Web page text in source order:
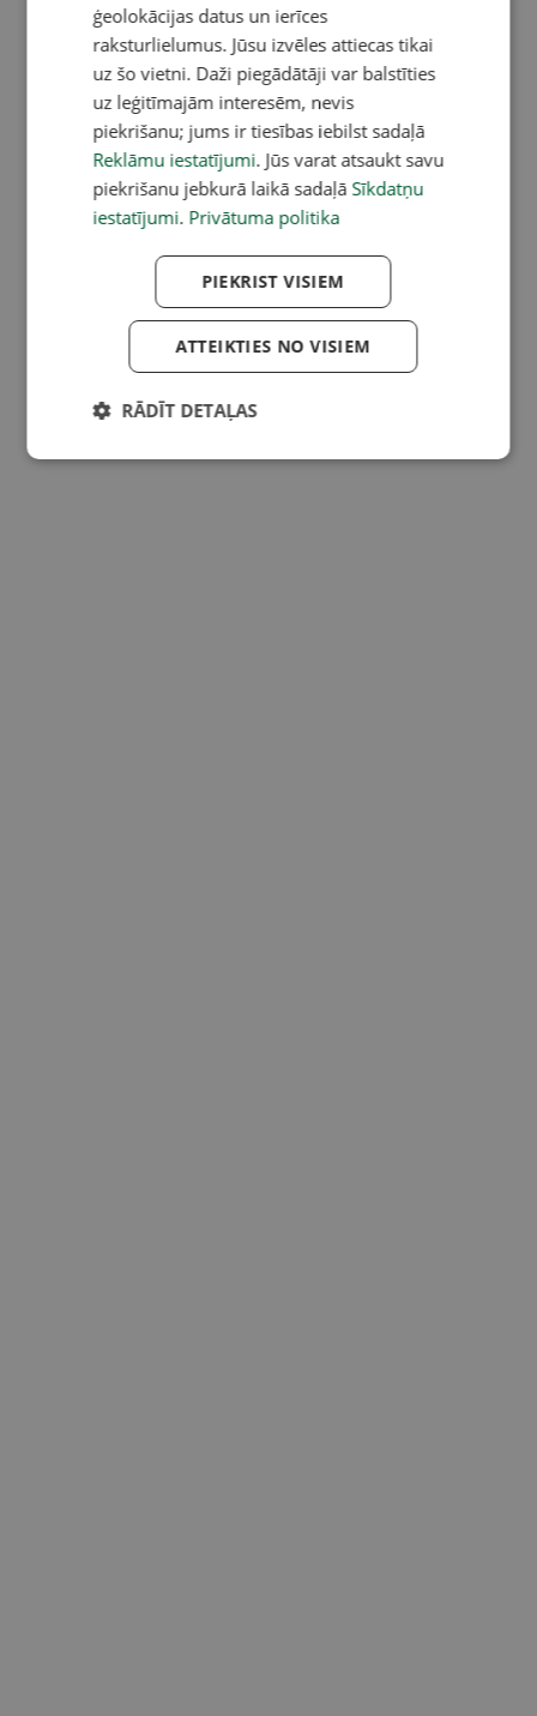
ģeolokācijas datus un ierīces
raksturlielumus. Jūsu izvēles attiecas tikai
uz šo vietni. Daži piegādātāji var balstīties
uz leģitīmajām interesēm, nevis
piekrišanu; jums ir tiesības iebilst sadaļā
Reklāmu iestatījumi. Jūs varat atsaukt savu
piekrišanu jebkurā laikā sadaļā Sīkdatņu
iestatījumi. Privātuma politika
PIEKRIST VISIEM
ATTEIKTIES NO VISIEM
RĀDĪT DETAĻAS